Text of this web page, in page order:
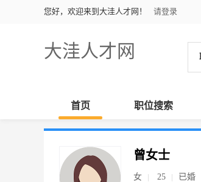
您好，欢迎来到大洼人才网！ 请登录
大洼人才网
首页 职位搜索
曾女士
女 25 已婚